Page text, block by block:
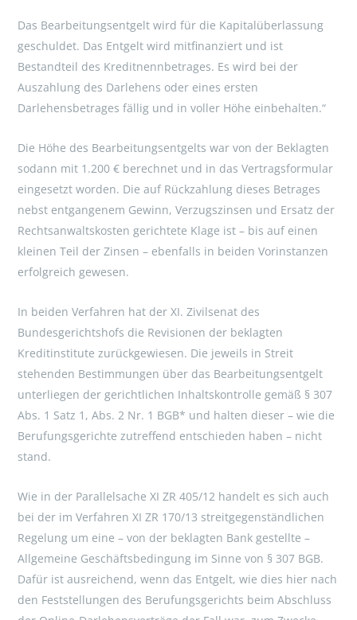
Das Bearbeitungsentgelt wird für die Kapitalüberlassung
geschuldet. Das Entgelt wird mitfinanziert und ist
Bestandteil des Kreditnennbetrages. Es wird bei der
Auszahlung des Darlehens oder eines ersten
Darlehensbetrages fällig und in voller Höhe einbehalten.“
Die Höhe des Bearbeitungsentgelts war von der Beklagten
sodann mit 1.200 € berechnet und in das Vertragsformular
eingesetzt worden. Die auf Rückzahlung dieses Betrages
nebst entgangenem Gewinn, Verzugszinsen und Ersatz der
Rechtsanwaltskosten gerichtete Klage ist – bis auf einen
kleinen Teil der Zinsen – ebenfalls in beiden Vorinstanzen
erfolgreich gewesen.
In beiden Verfahren hat der XI. Zivilsenat des
Bundesgerichtshofs die Revisionen der beklagten
Kreditinstitute zurückgewiesen. Die jeweils in Streit
stehenden Bestimmungen über das Bearbeitungsentgelt
unterliegen der gerichtlichen Inhaltskontrolle gemäß § 307
Abs. 1 Satz 1, Abs. 2 Nr. 1 BGB* und halten dieser – wie die
Berufungsgerichte zutreffend entschieden haben – nicht
stand.
Wie in der Parallelsache XI ZR 405/12 handelt es sich auch
bei der im Verfahren XI ZR 170/13 streitgegenständlichen
Regelung um eine – von der beklagten Bank gestellte –
Allgemeine Geschäftsbedingung im Sinne von § 307 BGB.
Dafür ist ausreichend, wenn das Entgelt, wie dies hier nach
den Feststellungen des Berufungsgerichts beim Abschluss